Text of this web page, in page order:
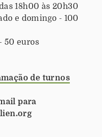
18h00 às 20h30
e domingo - 100
- 50 euros
de turnos
para